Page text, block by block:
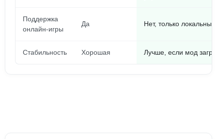
Поддержка
онлайн-игры
Да Нет, только
Стабильность Хорошая Лучше, если мод